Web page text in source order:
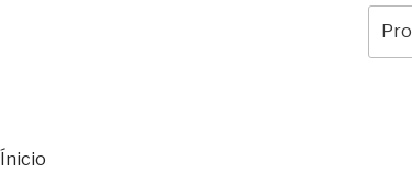
Ínicio